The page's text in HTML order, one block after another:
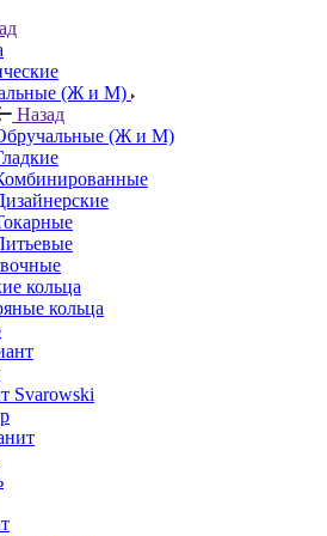
(Ж и М)
Назад
(Ж и М)
кольца
кольца
Svarowski